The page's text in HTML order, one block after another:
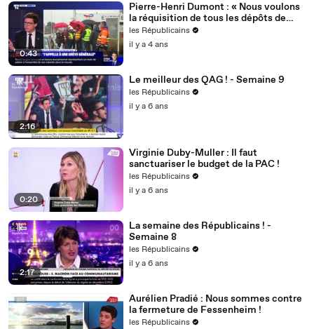
0:43
Pierre-Henri Dumont : « Nous voulons
la réquisition de tous les dépôts de
carburant ! »
les Républicains
il y a 4 ans
2:16
Le meilleur des QAG ! - Semaine 9
les Républicains
il y a 6 ans
0:20
Virginie Duby-Muller : Il faut
sanctuariser le budget de la PAC !
les Républicains
il y a 6 ans
2:17
La semaine des Républicains ! -
Semaine 8
les Républicains
il y a 6 ans
Aurélien Pradié : Nous sommes contre
la fermeture de Fessenheim !
les Républicains